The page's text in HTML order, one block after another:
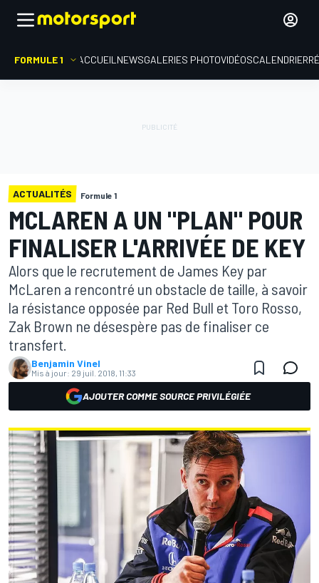
FORMULE 1 ACCUEIL NEWSGALERIES PHOTOVIDÉOSCALENDRIER
ACTUALITÉS Formule 1
MCLAREN A UN "PLAN" POUR
FINALISER L'ARRIVÉE DE KEY
Alors que le recrutement de James Key par
McLaren a rencontré un obstacle de taille, à savoir
la résistance opposée par Red Bull et Toro Rosso,
Zak Brown ne désespère pas de finaliser ce
transfert.
Benjamin Vinel
Mis à jour: 29 juil. 2018, 11:33
AJOUTER COMME SOURCE PRIVILÉGIÉE